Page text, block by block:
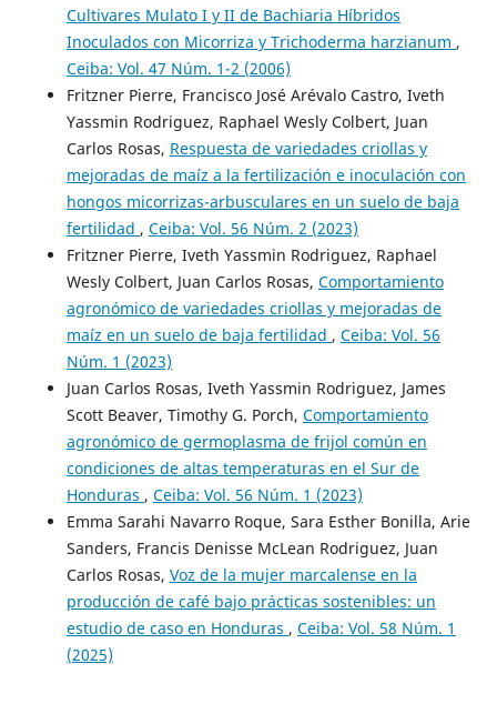
Cultivares Mulato I y II de Bachiaria Híbridos
Inoculados con Micorriza y Trichoderma harzianum ,
Ceiba: Vol. 47 Núm. 1-2 (2006)
Fritzner Pierre, Francisco José Arévalo Castro, Iveth
Yassmin Rodriguez, Raphael Wesly Colbert, Juan
Carlos Rosas, Respuesta de variedades criollas y
mejoradas de maíz a la fertilización e inoculación con
hongos micorrizas-arbusculares en un suelo de baja
fertilidad , Ceiba: Vol. 56 Núm. 2 (2023)
Fritzner Pierre, Iveth Yassmin Rodriguez, Raphael
Wesly Colbert, Juan Carlos Rosas, Comportamiento
agronómico de variedades criollas y mejoradas de
maíz en un suelo de baja fertilidad , Ceiba: Vol. 56
Núm. 1 (2023)
Juan Carlos Rosas, Iveth Yassmin Rodriguez, James
Scott Beaver, Timothy G. Porch, Comportamiento
agronómico de germoplasma de frijol común en
condiciones de altas temperaturas en el Sur de
Honduras , Ceiba: Vol. 56 Núm. 1 (2023)
Emma Sarahi Navarro Roque, Sara Esther Bonilla, Arie
Sanders, Francis Denisse McLean Rodriguez, Juan
Carlos Rosas, Voz de la mujer marcalense en la
producción de café bajo prácticas sostenibles: un
estudio de caso en Honduras , Ceiba: Vol. 58 Núm. 1
(2025)